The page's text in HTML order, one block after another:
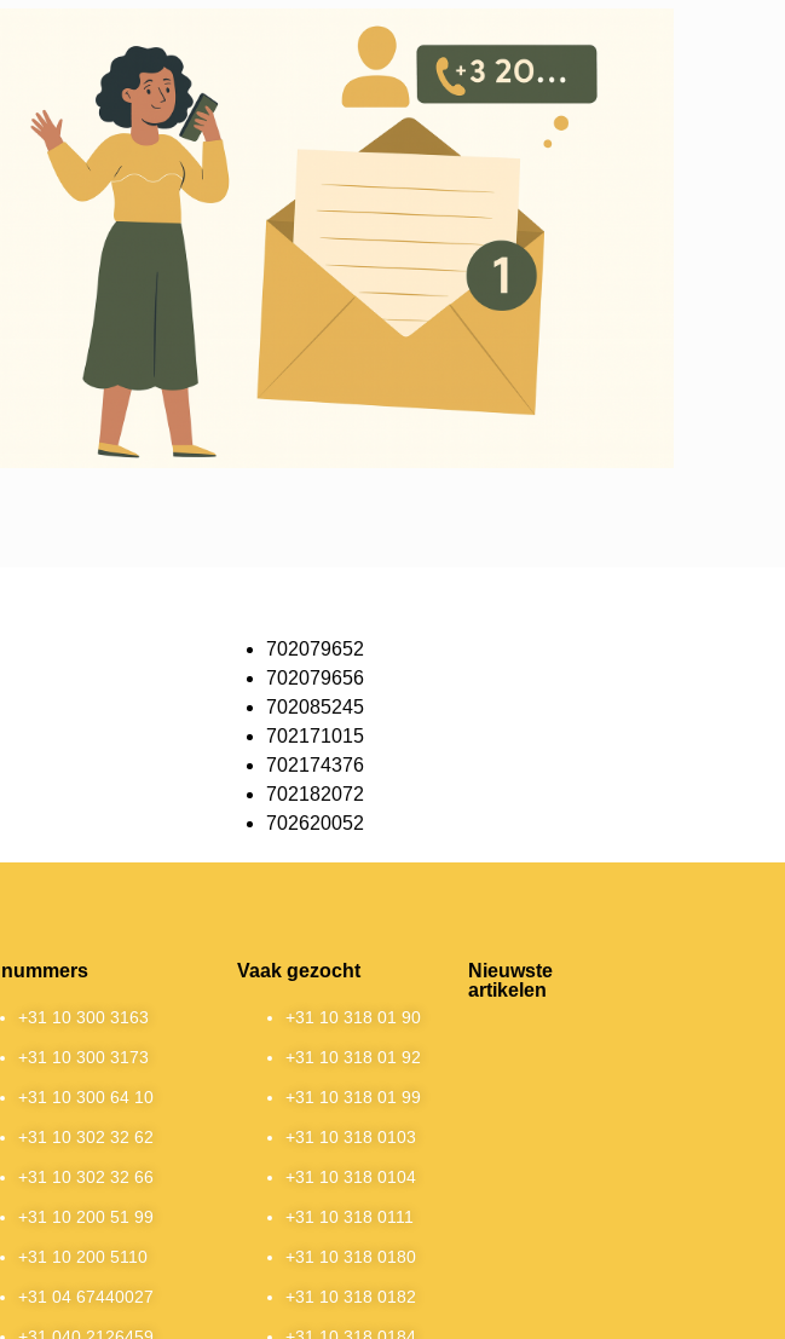
702079652
702079656
702085245
702171015
702174376
702182072
702620052
nummers
+31 10 300 3163
+31 10 300 3173
+31 10 300 64 10
+31 10 302 32 62
+31 10 302 32 66
+31 10 200 51 99
+31 10 200 5110
+31 04 67440027
Vaak gezocht
+31 10 318 01 90
+31 10 318 01 92
+31 10 318 01 99
+31 10 318 0103
+31 10 318 0104
+31 10 318 0111
+31 10 318 0180
+31 10 318 0182
Nieuwste
artikelen